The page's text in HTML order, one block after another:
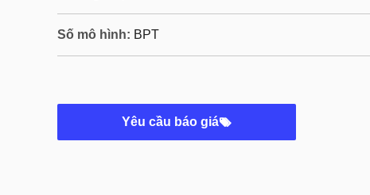
Số mô hình: BPT
Yêu cầu báo giá